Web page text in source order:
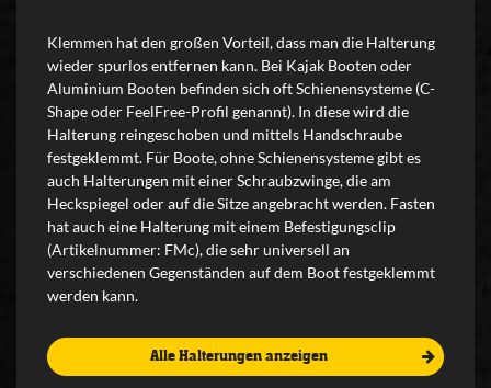
Klemmen hat den großen Vorteil, dass man die Halterung
wieder spurlos entfernen kann. Bei Kajak Booten oder
Aluminium Booten befinden sich oft Schienensysteme (C-
Shape oder FeelFree-Profil genannt). In diese wird die
Halterung reingeschoben und mittels Handschraube
festgeklemmt. Für Boote, ohne Schienensysteme gibt es
auch Halterungen mit einer Schraubzwinge, die am
Heckspiegel oder auf die Sitze angebracht werden. Fasten
hat auch eine Halterung mit einem Befestigungsclip
(Artikelnummer: FMc), die sehr universell an
verschiedenen Gegenständen auf dem Boot festgeklemmt
werden kann.
Alle Halterungen anzeigen